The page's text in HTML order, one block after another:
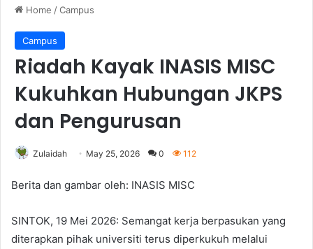
Home /Campus
Campus
Riadah Kayak INASIS MISC
Kukuhkan Hubungan JKPS
dan Pengurusan
Zulaidah May 25, 2026 0 112
Berita dan gambar oleh: INASIS MISC
SINTOK, 19 Mei 2026: Semangat kerja berpasukan yang
diterapkan pihak universiti terus diperkukuh melalui